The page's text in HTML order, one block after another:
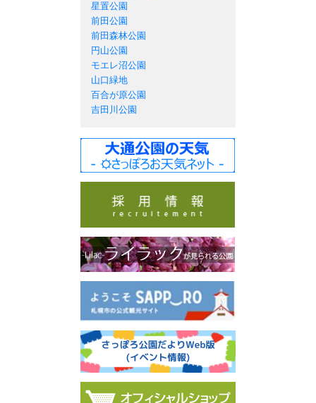
星置公園
前田公園
前田森林公園
円山公園
モエレ沼公園
山口緑地
百合が原公園
吉田川公園